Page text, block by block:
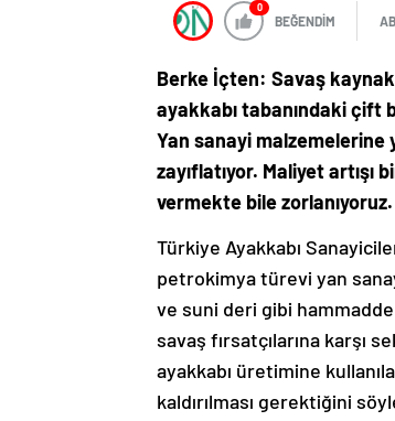
0
BEĞENDİM
Berke İçten: Savaş
ayakkabı tabanındaki çift
Yan sanayi malzemelerine
zayıflatıyor. Maliyet
vermekte bile zorlanıyoruz.
Türkiye Ayakkabı
petrokimya türevi yan
ve suni deri gibi
savaş fırsatçılarına karşı
ayakkabı üretimine
kaldırılması gerektiğini